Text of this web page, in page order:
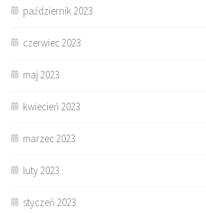
październik 2023
czerwiec 2023
maj 2023
kwiecień 2023
marzec 2023
luty 2023
styczeń 2023